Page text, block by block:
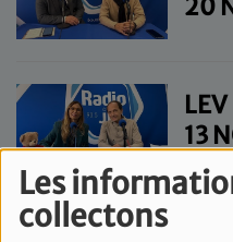
Les
collectons
20
13